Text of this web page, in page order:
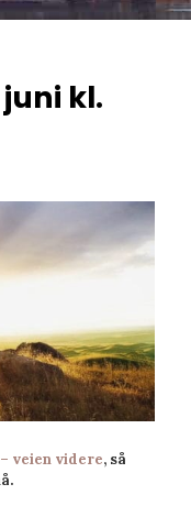
kl.
veien videre, så